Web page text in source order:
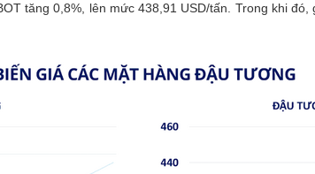
tăng 0,8%, lên mức 438,91 USD/tấn. Trong khi